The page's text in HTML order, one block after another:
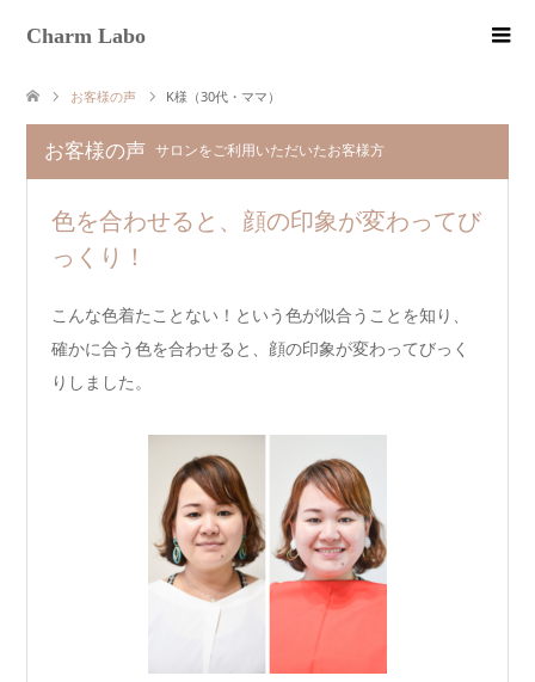
Charm Labo
お客様の声 K様（30代・ママ）
お客様の声 サロンをご利用いただいたお客様方
色を合わせると、顔の印象が変わってび
っくり！
こんな色着たことない！という色が似合うことを知り、
確かに合う色を合わせると、顔の印象が変わってびっく
りしました。